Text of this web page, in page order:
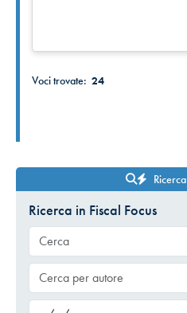
Voci trovate: 24
Ricerca in Fiscal Focus